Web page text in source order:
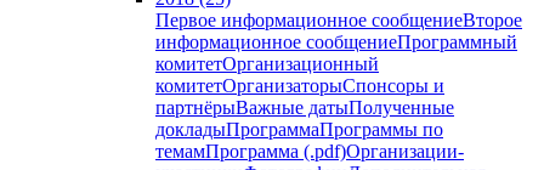
Первое информационное сообщениеВторое
информационное сообщениеПрограммный
комитетОрганизационный
комитетОрганизаторыСпонсоры и
партнёрыВажные датыПолученные
докладыПрограммаПрограммы по
темамПрограмма (.pdf)Организации-